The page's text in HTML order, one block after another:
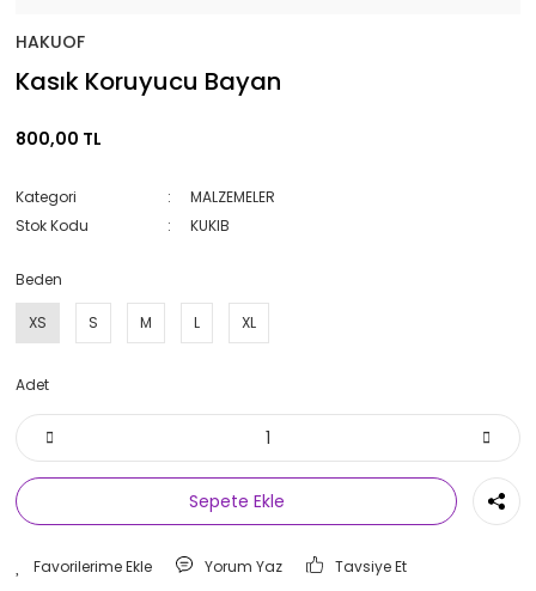
HAKUOF
Kasık Koruyucu Bayan
800,00 TL
Kategori
MALZEMELER
Stok Kodu
KUKIB
Beden
XS S M L XL
Adet
Sepete Ekle
Yorum Yaz Tavsiye Et